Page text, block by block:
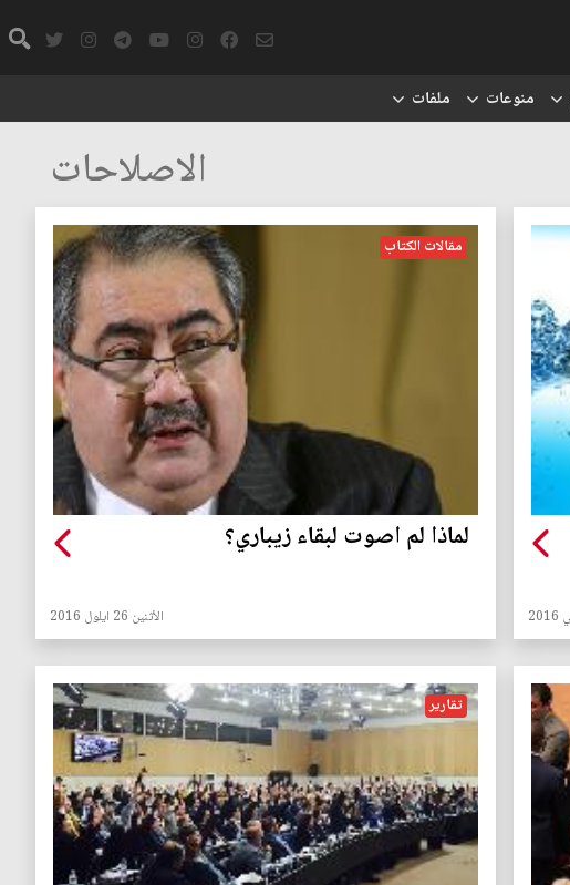
منوعات ملفات
الاصلاحات
مقالات الكتاب
لماذا لم اصوت لبقاء زيباري؟
الأثنين 26 ايلول 2016
تقارير